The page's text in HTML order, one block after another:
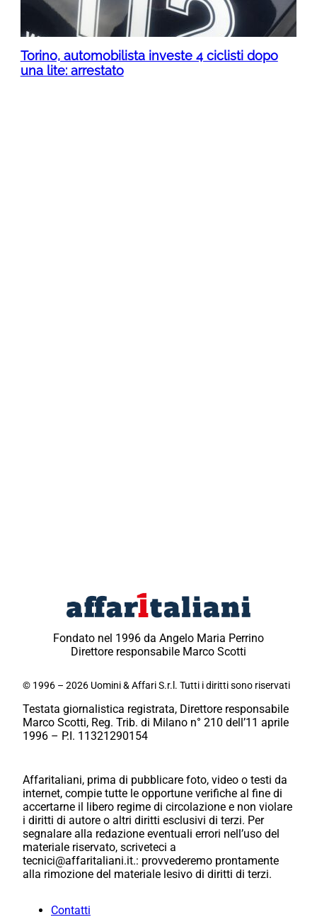
Torino, automobilista investe 4 ciclisti dopo
una lite: arrestato
Fondato nel 1996 da Angelo Maria Perrino
Direttore responsabile Marco Scotti
© 1996 – 2026 Uomini & Affari S.r.l. Tutti i diritti sono riservati
Testata giornalistica registrata, Direttore responsabile
Marco Scotti, Reg. Trib. di Milano n° 210 dell’11 aprile
1996 – P.I. 11321290154
Affaritaliani, prima di pubblicare foto, video o testi da
internet, compie tutte le opportune verifiche al fine di
accertarne il libero regime di circolazione e non violare
i diritti di autore o altri diritti esclusivi di terzi. Per
segnalare alla redazione eventuali errori nell’uso del
materiale riservato, scriveteci a
tecnici@affaritaliani.it.: provvederemo prontamente
alla rimozione del materiale lesivo di diritti di terzi.
Contatti